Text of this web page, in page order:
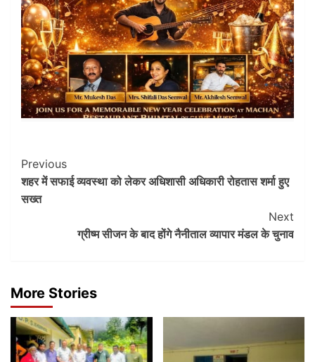
Post
Navigation
Previous
शहर में सफाई व्यवस्था को लेकर अधिशासी अधिकारी रोहतास शर्मा हुए
सख्त
Next
ग्रीष्म सीजन के बाद होंगे नैनीताल व्यापार मंडल के चुनाव
More Stories